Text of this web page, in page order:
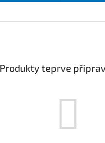
Produkty teprve